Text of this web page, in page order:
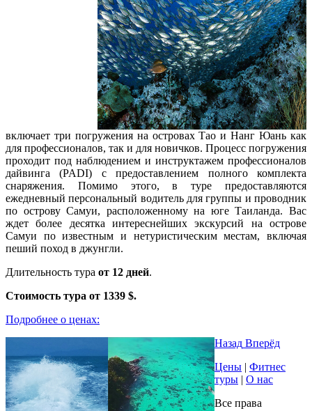
включает три погружения на островах Тао и Нанг Юань как
для профессионалов, так и для новичков. Процесс погружения
проходит под наблюдением и инструктажем профессионалов
дайвинга (PADI) с предоставлением полного комплекта
снаряжения. Помимо этого, в туре предоставляются
ежедневный персональный водитель для группы и проводник
по острову Самуи, расположенному на юге Таиланда. Вас
ждет более десятка интереснейших экскурсий на острове
Самуи по известным и нетуристическим местам, включая
пеший поход в джунгли.
Длительность тура от 12 дней.
Стоимость тура от 1339 $.
Подробнее о ценах:
Назад Вперёд
Цены | Фитнес
туры | О нас
Все права